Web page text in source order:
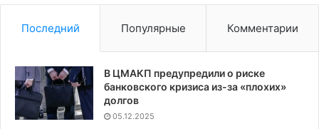
Последний Популярные Комментарии
В ЦМАКП предупредили о риске
банковского кризиса из-за «плохих»
долгов
05.12.2025